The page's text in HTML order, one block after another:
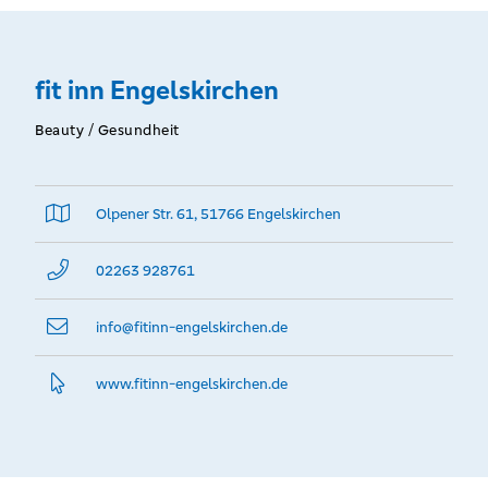
fit inn Engelskirchen
Beauty / Gesundheit
Olpener Str. 61, 51766 Engelskirchen
02263 928761
info@­fitinn-engelskirchen.de
www.­fitinn-engelskirchen.­de